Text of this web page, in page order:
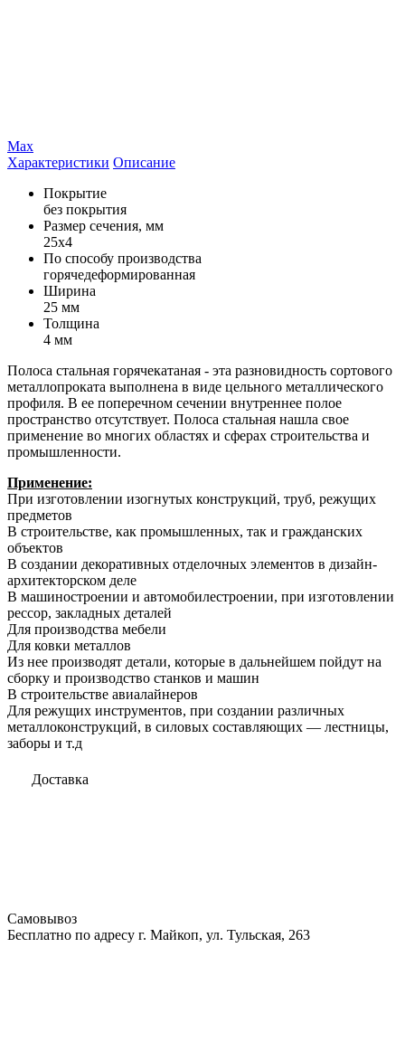
Max
Характеристики Описание
Покрытие
без покрытия
Размер сечения, мм
25х4
По способу производства
горячедеформированная
Ширина
25 мм
Толщина
4 мм
Полоса стальная горячекатаная - эта разновидность сортового
металлопроката выполнена в виде цельного металлического
профиля. В ее поперечном сечении внутреннее полое
пространство отсутствует. Полоса стальная нашла свое
применение во многих областях и сферах строительства и
промышленности.
Применение:
При изготовлении изогнутых конструкций, труб, режущих
предметов
В строительстве, как промышленных, так и гражданских
объектов
В создании декоративных отделочных элементов в дизайн-
архитекторском деле
В машиностроении и автомобилестроении, при изготовлении
рессор, закладных деталей
Для производства мебели
Для ковки металлов
Из нее производят детали, которые в дальнейшем пойдут на
сборку и производство станков и машин
В строительстве авиалайнеров
Для режущих инструментов, при создании различных
металлоконструкций, в силовых составляющих — лестницы,
заборы и т.д
Доставка
Самовывоз
Бесплатно по адресу г. Майкоп, ул. Тульская, 263